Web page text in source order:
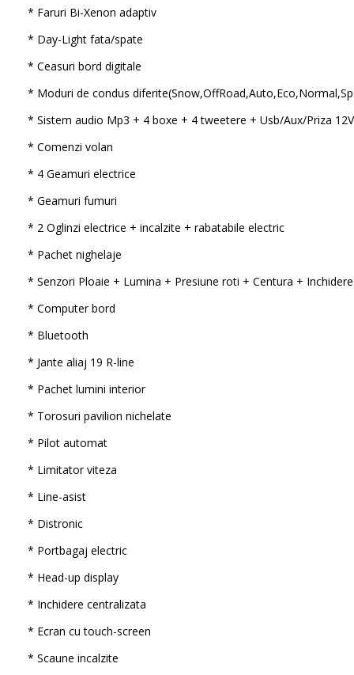
* Faruri Bi-Xenon adaptiv
* Day-Light fata/spate
* Ceasuri bord digitale
* Moduri de condus
* Sistem audio Mp3 + 4 boxe + 4 tweetere + Usb/Aux/Priza 12V
* Comenzi volan
* 4 Geamuri electrice
* Geamuri fumuri
* 2 Oglinzi electrice + incalzite + rabatabile electric
* Pachet nighelaje
* Senzori Ploaie + Lumina + Presiune roti + Centura + Inchidere
* Computer bord
* Bluetooth
* Jante aliaj 19 R-line
* Pachet lumini interior
* Torosuri pavilion nichelate
* Pilot automat
* Limitator viteza
* Line-asist
* Distronic
* Portbagaj electric
* Head-up display
* Inchidere centralizata
* Ecran cu touch-screen
* Scaune incalzite